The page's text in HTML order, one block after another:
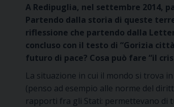
A Redipuglia, nel settembre 2014,
Partendo dalla storia di queste
riflessione che partendo dalla
concluso con il testo di “Gorizia
futuro di pace? Cosa può fare “il
La situazione in cui il mondo si trova
(penso ad esempio alle norme del
rapporti fra gli Stati: permettevano di